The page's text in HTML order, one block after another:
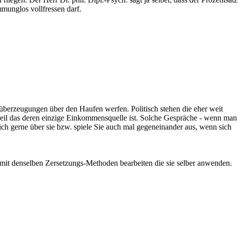
vollfressen darf.
über den Haufen werfen. Politisch stehen die eher weit
das deren einzige Einkommensquelle ist. Solche Gespräche - wenn man
gerne über sie bzw. spiele Sie auch mal gegeneinander aus, wenn sich
denselben Zersetzungs-Methoden bearbeiten die sie selber anwenden.